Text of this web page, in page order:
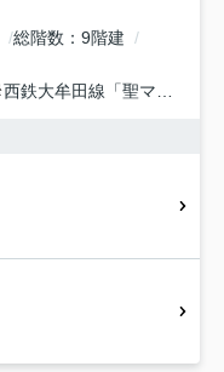
総階数
9階建
西鉄大牟田線 「聖マリア病院前